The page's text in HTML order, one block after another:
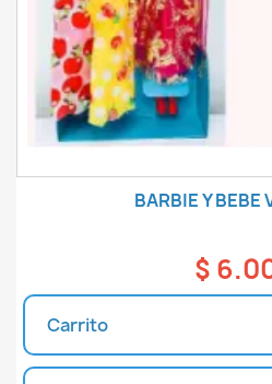
BARBIE Y BEBE
$
Carrito